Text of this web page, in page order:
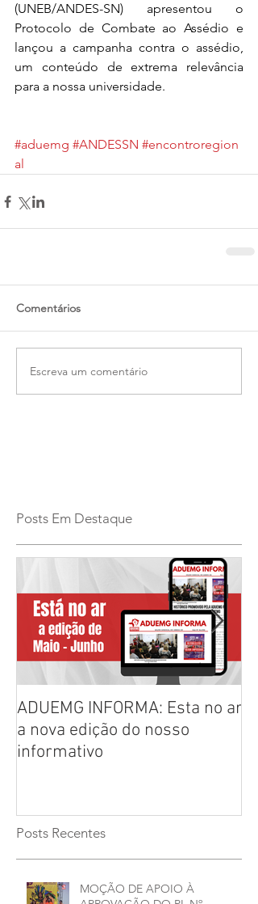
(UNEB/ANDES-SN) apresentou o
Protocolo de Combate ao Assédio e
lançou a campanha contra o assédio,
um conteúdo de extrema relevância
para a nossa universidade.
#aduemg #ANDESSN #encontroregion
al
Comentários
Escreva um comentário
Posts Em Destaque
ADUEMG INFORMA: Esta no ar
a nova edição do nosso
informativo
Posts Recentes
MOÇÃO DE APOIO À